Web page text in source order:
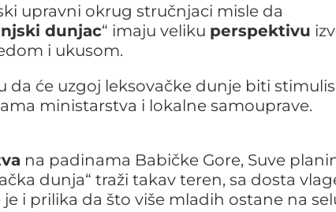
upravni okrug stručnjaci misle da
dunjac“ imaju veliku perspektivu
i ukusom.
da će uzgoj leksovačke dunje biti
ministarstva i lokalne samouprave.
na padinama Babičke Gore, Suve
dunja“ traži takav teren, sa dosta
i prilika da što više mladih ostane na